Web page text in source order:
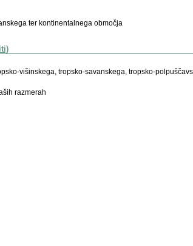
ter kontinentalnega območja
višinskega, tropsko-savanskega, tropsko-
razmerah